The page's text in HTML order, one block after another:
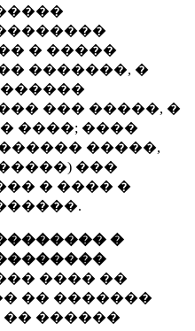
� �����
�������, �
��� �����, �
����; ����
�����,
���
� ���� �
�
���� ��
�� �������
�� ������